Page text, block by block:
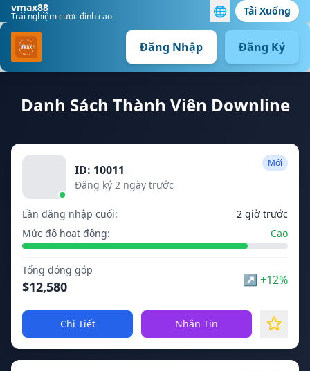
vmax88
Trải nghiệm cược đỉnh cao 🌐 Tải Xuống
Đăng Nhập Đăng Ký
Danh Sách Thành Viên Downline
ID: 10011
Đăng ký 2 ngày trước
Mới
Lần đăng nhập cuối:
2 giờ trước
Mức độ hoạt động:
Cao
Tổng đóng góp
$12,580 ↗ +12%
Chi Tiết Nhắn Tin